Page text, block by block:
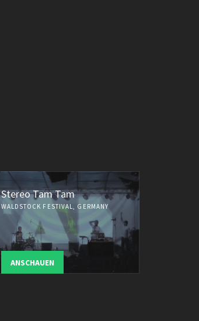
Stereo Tam Tam
WALDSTOCK FESTIVAL, GERMANY
ANSCHAUEN